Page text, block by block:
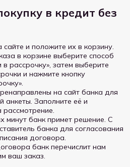
в кредит без
и положите их в корзину.
в корзине выберите способ
рассрочку», затем выберите
и нажмите кнопку
на сайт банка для
анкеты. Заполните её и
рассмотрение.
минут банк примет решение. С
банка для согласования
договора.
банк перечислит нам
ваш заказ.